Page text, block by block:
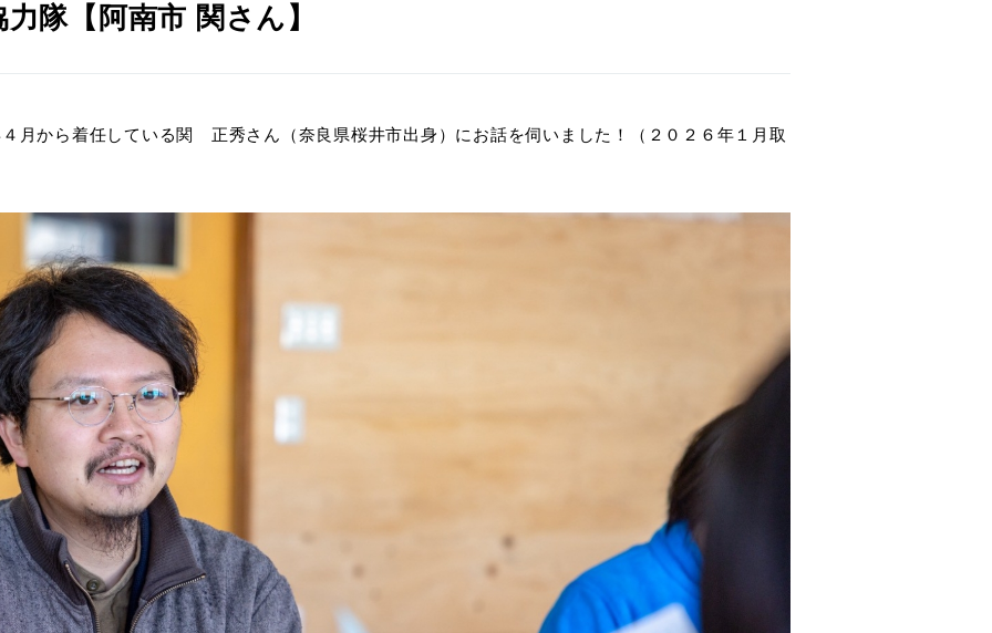
隊【阿南市 関さん】
月から着任している関 正秀さん（奈良県桜井市出身）にお話を伺いました！（２０２６年１月取